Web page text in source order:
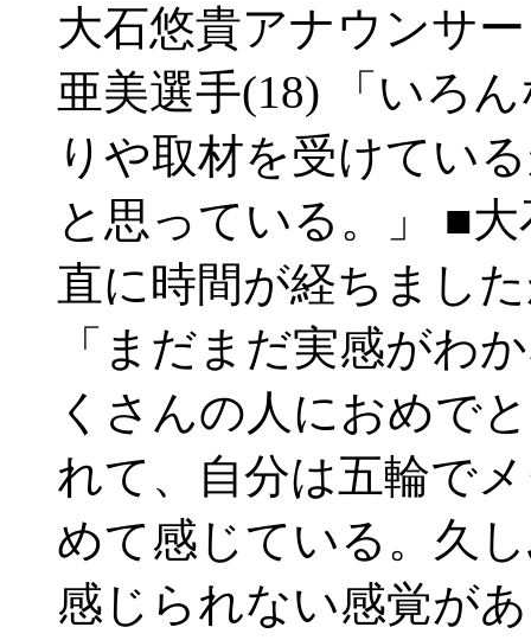
大石悠貴アナウンサ
亜美選手(18) 「いろ
りや取材を受けてい
と思っている。」 ■
直に時間が経ちまし
「まだまだ実感がわ
くさんの人におめで
れて、自分は五輪で
めて感じている。久
感じられない感覚が